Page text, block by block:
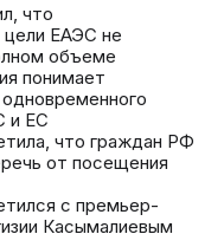
что
цели ЕАЭС не
объеме
понимает
и ЕС
что граждан РФ
от посещения
с премьер-
Касымалиевым